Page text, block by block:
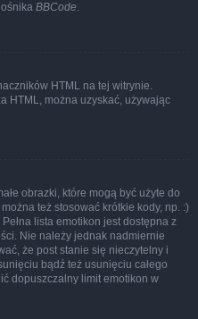
BBCode.
HTML na tej witrynie.
HTML, można uzyskać, używając
obrazki, które mogą być użyte do
też stosować krótkie kody, np. :)
lista emotikon jest dostępna z
Nie należy jednak nadmiernie
że post stanie się nieczytelny i
bądź też usunięciu całego
dopuszczalny limit emotikon w